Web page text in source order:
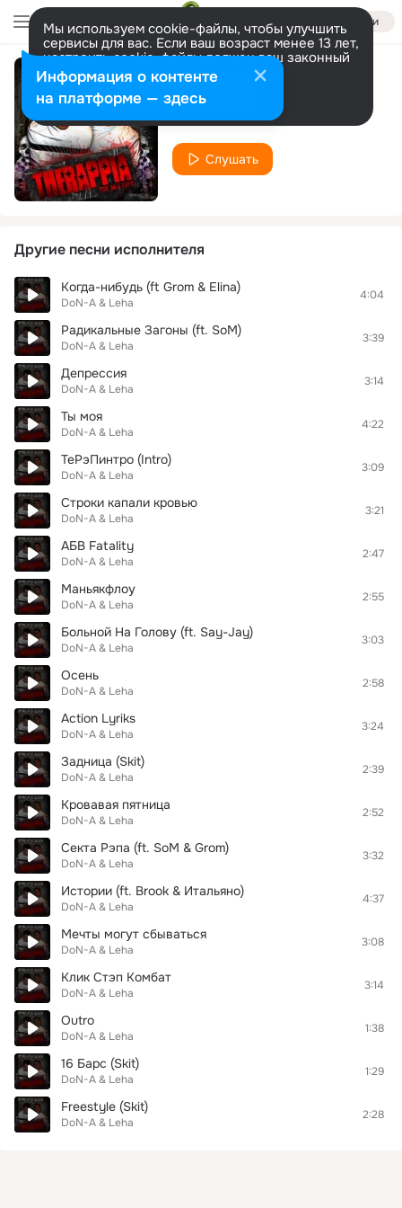
Войти
Мы используем cookie-файлы, чтобы улучшить
сервисы для вас. Если ваш возраст менее 13 лет,
настроить cookie-файлы должен ваш законный
представитель. Больше информации
Разрешить все Настроить
Рэпмашина
DoN-A & Leha
Слушать
Другие песни исполнителя
Когда-нибудь (ft Grom & Elina)
DoN-A & Leha
4:04
Радикальные Загоны (ft. SoM)
DoN-A & Leha
3:39
Депрессия
DoN-A & Leha
3:14
Ты моя
DoN-A & Leha
4:22
ТеРэПинтро (Intro)
DoN-A & Leha
3:09
Строки капали кровью
DoN-A & Leha
3:21
АБВ Fatality
DoN-A & Leha
2:47
Mаньякфлоу
DoN-A & Leha
2:55
Больной На Голову (ft. Say-Jay)
DoN-A & Leha
3:03
Осень
DoN-A & Leha
2:58
Action Lyriks
DoN-A & Leha
3:24
Задница (Skit)
DoN-A & Leha
2:39
Кровавая пятница
DoN-A & Leha
2:52
Секта Рэпа (ft. SoM & Grom)
DoN-A & Leha
3:32
Истории (ft. Brook & Итальяно)
DoN-A & Leha
4:37
Мечты могут сбываться
DoN-A & Leha
3:08
Клик Стэп Комбат
DoN-A & Leha
3:14
Outro
DoN-A & Leha
1:38
16 Барс (Skit)
DoN-A & Leha
1:29
Freestyle (Skit)
DoN-A & Leha
2:28
Информация о контенте
на платформе — здесь